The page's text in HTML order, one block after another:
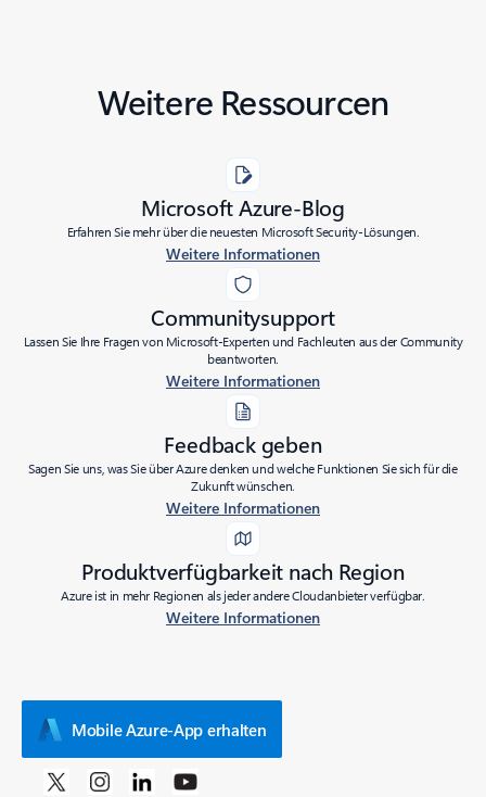
Weitere Ressourcen
Microsoft Azure-Blog
Erfahren Sie mehr über die neuesten Microsoft Security-Lösungen.
Weitere Informationen
Communitysupport
Lassen Sie Ihre Fragen von Microsoft-Experten und Fachleuten aus der Community
beantworten.
Weitere Informationen
Feedback geben
Sagen Sie uns, was Sie über Azure denken und welche Funktionen Sie sich für die
Zukunft wünschen.
Weitere Informationen
Produktverfügbarkeit nach Region
Azure ist in mehr Regionen als jeder andere Cloudanbieter verfügbar.
Weitere Informationen
Mobile Azure-App erhalten